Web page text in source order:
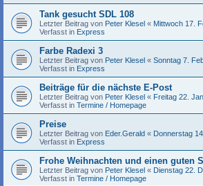
Tank gesucht SDL 108
Letzter Beitrag von Peter Klesel « Mittwoch 17.
Verfasst in Express
Farbe Radexi 3
Letzter Beitrag von Peter Klesel « Sonntag 7.
Verfasst in Express
Beiträge für die nächste E-Post
Letzter Beitrag von Peter Klesel « Freitag 22.
Verfasst in Termine / Homepage
Preise
Letzter Beitrag von Eder.Gerald « Donnerstag
Verfasst in Express
Frohe Weihnachten und einen guten
Letzter Beitrag von Peter Klesel « Dienstag 22.
Verfasst in Termine / Homepage